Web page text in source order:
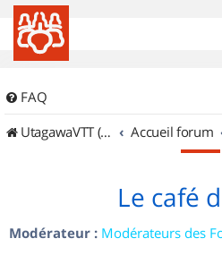
FAQ
UtagawaVTT (Randos VTT et VTTAE avec traces GPS)
Accueil forum
Le café
Modérateur : Modérateurs des